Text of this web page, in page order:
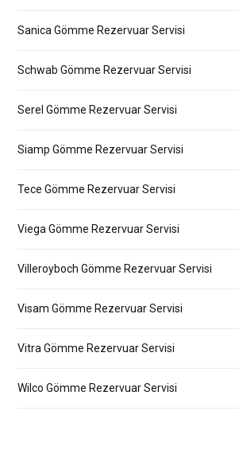
Sanica Gömme Rezervuar Servisi
Schwab Gömme Rezervuar Servisi
Serel Gömme Rezervuar Servisi
Siamp Gömme Rezervuar Servisi
Tece Gömme Rezervuar Servisi
Viega Gömme Rezervuar Servisi
Villeroyboch Gömme Rezervuar Servisi
Visam Gömme Rezervuar Servisi
Vitra Gömme Rezervuar Servisi
Wilco Gömme Rezervuar Servisi